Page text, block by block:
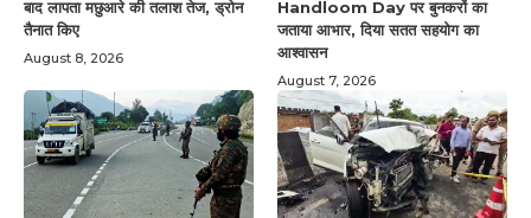
बाद लापता मछुआरे की तलाश तेज, ड्रोन
तैनात किए
August 8, 2026
Handloom Day पर बुनकरों का
जताया आभार, दिया सतत सहयोग का
आश्वासन
August 7, 2026